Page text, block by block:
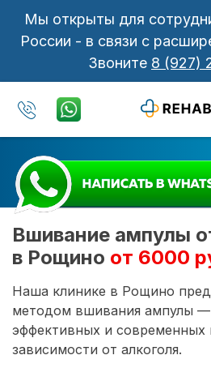
Мы открыты для
России - в связи с
Звоните 8 (927)
Вшивание ампулы
в Рощино от 6000
Наша клинике в Рощино
методом вшивания ампулы —
эффективных и современных
зависимости от алкоголя.